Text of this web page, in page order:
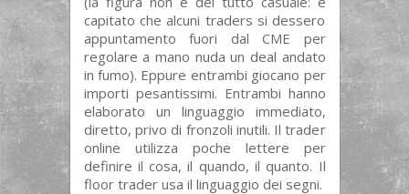
capitato che alcuni traders si dessero
appuntamento fuori dal CME per
regolare a mano nuda un deal andato
in fumo). Eppure entrambi giocano per
importi pesantissimi. Entrambi hanno
elaborato un linguaggio immediato,
diretto, privo di fronzoli inutili. Il trader
online utilizza poche lettere per
definire il cosa, il quando, il quanto. Il
floor trader usa il linguaggio dei segni.